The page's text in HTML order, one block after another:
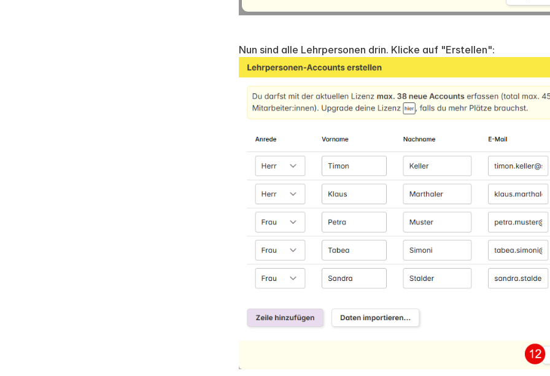
Nun sind alle Lehrpersonen drin. Klicke auf "Erstellen":